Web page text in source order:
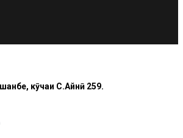
кӯчаи C.Айнӣ 259.